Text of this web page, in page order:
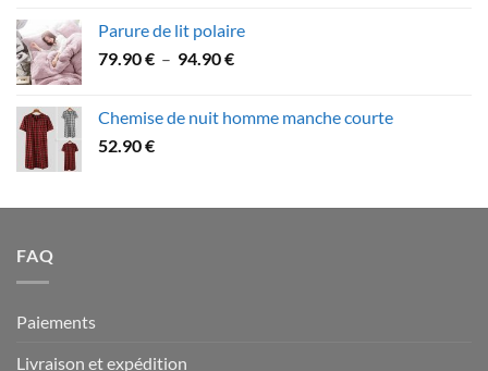
58.90 €
Parure de lit polaire
79.90€ – 94.90€Plage
79.90 €
Chemise de nuit homme manche courte
52.90€
FAQ
Paiements
Livraison et expédition